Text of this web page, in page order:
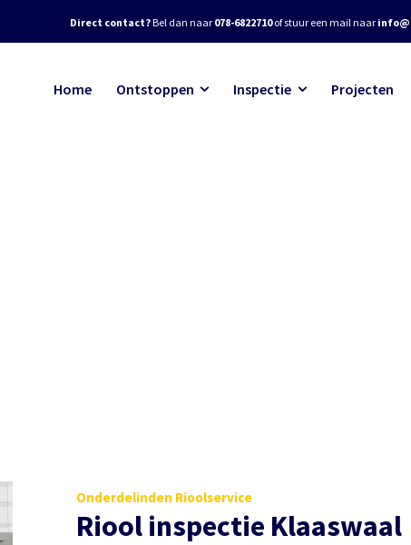
Direct contact?Bel dan naar 078-6822710of stuur een mail naar
Home Ontstoppen Inspectie Projecten
Onderdelinden Rioolservice
Riool inspectie Klaaswaal